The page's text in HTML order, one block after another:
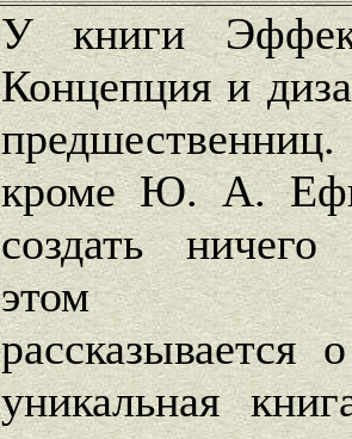
У книги
Концепция и
кроме Ю. А.
создать
этом
уникальная